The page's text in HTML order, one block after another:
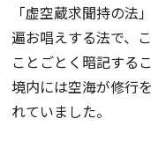
「虚空蔵求聞持の法
遍お唱えする法で、
ことごとく暗記する
境内には空海が修行
れていました。